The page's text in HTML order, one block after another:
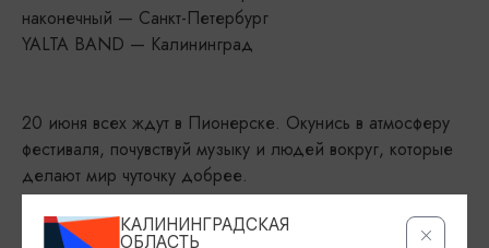
наконечный — Санкт-Петербург
YALTA BAND — Калининград
20 июня всех ждут в Пионерске. Окунись в атмосферу
фестиваля, почувствуй музыку и людей вокруг, которые
делают мир чуточку добрее.
ДАТА
КАЛИНИНГРАДСКАЯ
ОБЛАСТЬ